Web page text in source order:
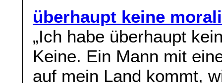
überhaupt keine
„Ich habe überhaupt
Keine. Ein Mann mit
auf mein Land kommt,